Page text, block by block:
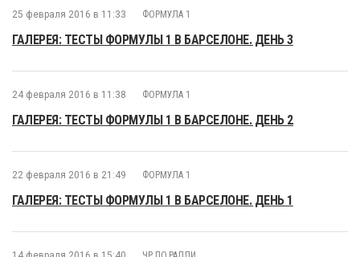
25 февраля 2016 в 11:33 ФОРМУЛА 1
ГАЛЕРЕЯ: ТЕСТЫ ФОРМУЛЫ 1 В БАРСЕЛОНЕ. ДЕНЬ 3
24 февраля 2016 в 11:38 ФОРМУЛА 1
ГАЛЕРЕЯ: ТЕСТЫ ФОРМУЛЫ 1 В БАРСЕЛОНЕ. ДЕНЬ 2
22 февраля 2016 в 21:49 ФОРМУЛА 1
ГАЛЕРЕЯ: ТЕСТЫ ФОРМУЛЫ 1 В БАРСЕЛОНЕ. ДЕНЬ 1